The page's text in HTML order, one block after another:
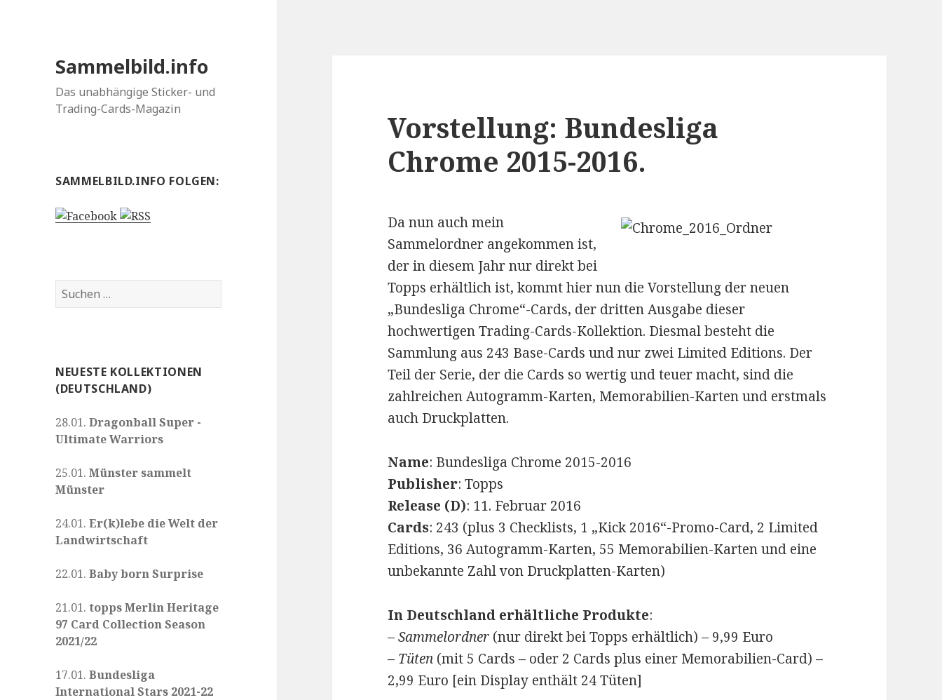
Sammelbild.info
Das unabhängige Sticker- und
Trading-Cards-Magazin
SAMMELBILD.INFO FOLGEN:
Suchen
nach:
NEUESTE KOLLEKTIONEN
(DEUTSCHLAND)
28.01.Dragonball Super -
Ultimate Warriors
25.01.Münster sammelt
Münster
24.01.Er(k)lebe die Welt der
Landwirtschaft
22.01.Baby born Surprise
21.01.topps Merlin Heritage
97 Card Collection Season
2021/22
17.01.Bundesliga
International Stars 2021-22
Vorstellung: Bundesliga
Chrome 2015-2016.
Da nun auch mein
Sammelordner angekommen ist,
der in diesem Jahr nur direkt bei
Topps erhältlich ist, kommt hier nun die Vorstellung der neuen
„Bundesliga Chrome“-Cards, der dritten Ausgabe dieser
hochwertigen Trading-Cards-Kollektion. Diesmal besteht die
Sammlung aus 243 Base-Cards und nur zwei Limited Editions. Der
Teil der Serie, der die Cards so wertig und teuer macht, sind die
zahlreichen Autogramm-Karten, Memorabilien-Karten und erstmals
auch Druckplatten.
Name: Bundesliga Chrome 2015-2016
Publisher: Topps
Release (D): 11. Februar 2016
Cards: 243 (plus 3 Checklists, 1 „Kick 2016“-Promo-Card, 2 Limited
Editions, 36 Autogramm-Karten, 55 Memorabilien-Karten und eine
unbekannte Zahl von Druckplatten-Karten)
In Deutschland erhältliche Produkte:
–Sammelordner (nur direkt bei Topps erhältlich) – 9,99 Euro
– Tüten (mit 5 Cards – oder 2 Cards plus einer Memorabilien-Card) –
2,99 Euro [ein Display enthält 24 Tüten]